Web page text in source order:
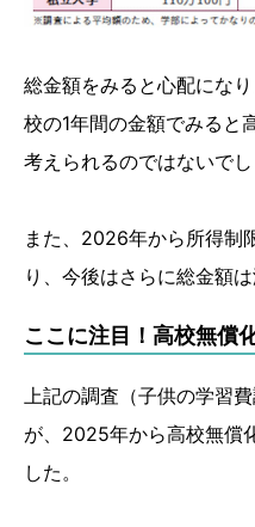
総金額をみると心配にな
校の1年間の金額でみると
考えられるのではないでし
また、2026年から所得制
り、今後はさらに総金額は
ここに注目！高校無償
上記の調査（子供の学習
が、2025年から高校無償
した。